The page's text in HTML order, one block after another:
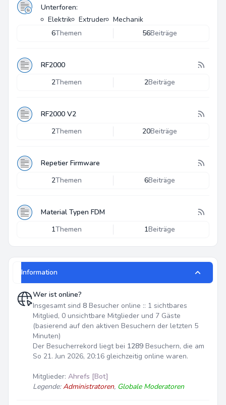
Unterforen:
Elektrik
Extruder
Mechanik
6Themen 56Beiträge
RF2000
2Themen 2Beiträge
RF2000 V2
2Themen 20Beiträge
Repetier Firmware
2Themen 6Beiträge
Material Typen FDM
1Themen 1Beiträge
Information
Wer ist online?
Insgesamt sind 8 Besucher online :: 1 sichtbares
Mitglied, 0 unsichtbare Mitglieder und 7 Gäste
(basierend auf den aktiven Besuchern der letzten 5
Minuten)
Der Besucherrekord liegt bei 1289 Besuchern, die am
So 21. Jun 2026, 20:16 gleichzeitig online waren.
Mitglieder: Ahrefs [Bot]
Legende:Administratoren, Globale Moderatoren